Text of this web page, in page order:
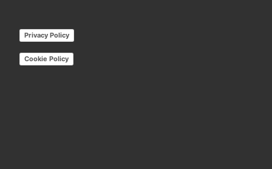
Privacy Policy
Cookie Policy